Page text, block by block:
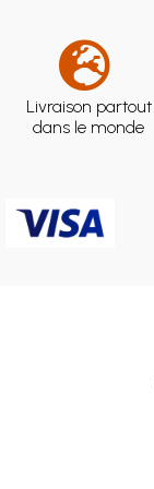
Livraison partout
dans le monde